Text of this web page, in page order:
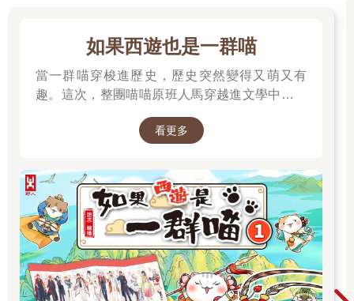
如果西遊也是一群喵
當一群喵穿梭進歷史，歷史突然變得又萌又有
趣。這次，整團喵喵原班人馬穿越進文學中，開
看更多